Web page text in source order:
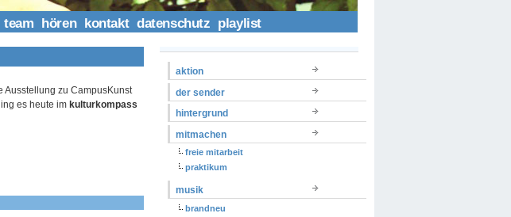
team hören kontakt datenschutz playlist
zu CampusKunst
es heute im kulturkompass
aktion
der sender
hintergrund
mitmachen
freie mitarbeit
praktikum
musik
brandneu